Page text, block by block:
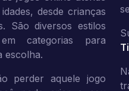
desde crianças
São diversos estilos
categorias para
escolha.
perder aquele jogo